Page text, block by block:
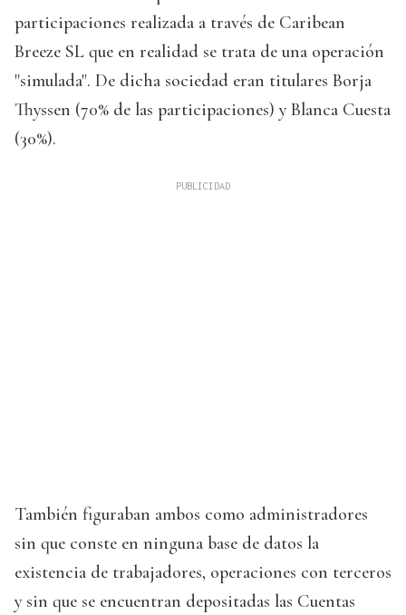
participaciones realizada a través de Caribean
Breeze SL que en realidad se trata de una operación
"simulada". De dicha sociedad eran titulares Borja
Thyssen (70% de las participaciones) y Blanca Cuesta
(30%).
También figuraban ambos como administradores
sin que conste en ninguna base de datos la
existencia de trabajadores, operaciones con terceros
y sin que se encuentran depositadas las Cuentas